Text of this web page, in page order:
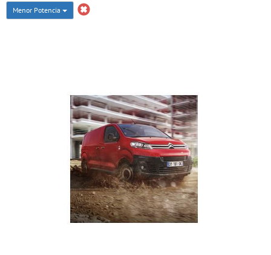
Menor Potencia